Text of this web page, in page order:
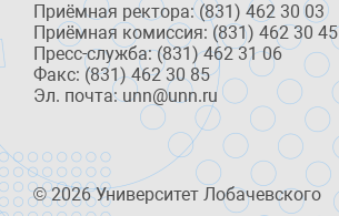
Приёмная ректора: (831) 462 30 03
Приёмная комиссия: (831) 462 30 45
Пресс-служба: (831) 462 31 06
Факс: (831) 462 30 85
Эл. почта: unn@unn.ru
© 2026 Университет Лобачевского